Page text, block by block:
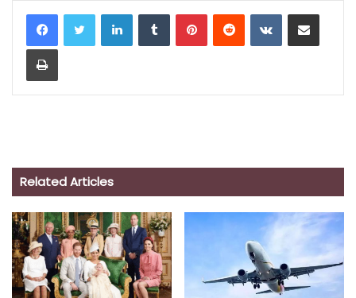
LinkedInTumblrPinterestReddit VKontakteShare via Email
Print
Related Articles